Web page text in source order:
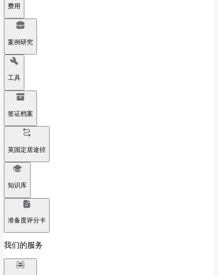
费用
案例研究
工具
签证档案
英国定居途径
知识库
准备度评分卡
我们的服务